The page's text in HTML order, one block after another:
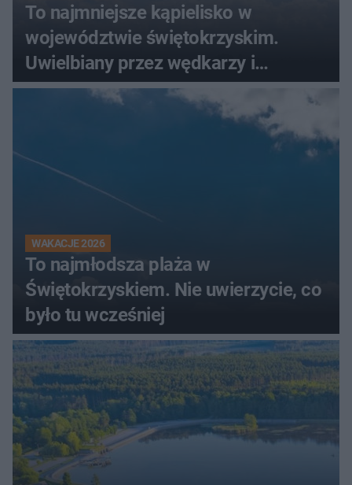
To najmniejsze kąpielisko w
województwie świętokrzyskim.
Uwielbiany przez wędkarzy i
turystów
WAKACJE 2026
To najmłodsza plaża w
Świętokrzyskiem. Nie uwierzycie, co
było tu wcześniej